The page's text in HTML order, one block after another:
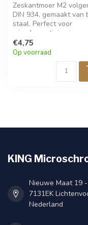
Zeskantmoer M2
DIN 934, gemaakt van
staal. Perfect voor
microbevestiging in
elektronica,
en modelbouw. Slechts
mm draadmaat.
montage met 4,0 mm
Verpakt per 25 stuks,
€4,75
Op voorraad
KING
Nieuwe Maat 19
7131EK
Nederland